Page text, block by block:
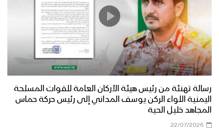
كلمة قائد الثورة السيد عبدالملك بدرالدين
08-08-2022م
مسيرات جماهيرية حاشدة في العاصمة
صنعاء وبقية المحافظات إحياءً لذكرى
عاشوراء ونصرة للشعب الفلسطيني 10
محرم 1444هـ
نشيد كربلائيون ــ فرقة المصطفى بضحيان
رسالة تهنئة من رئيس هيئة الأركان العامة للقوات المسلحة
اليمنية اللواء الركن يوسف المداني إلى رئيس حركة حماس
المجاهد خليل الحية
22/07/2026